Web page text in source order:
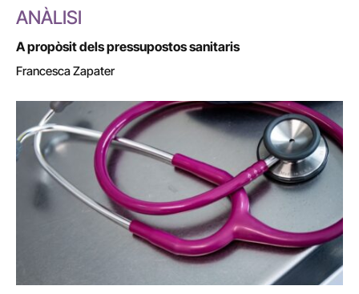
ANÀLISI
A propòsit dels pressupostos sanitaris
Francesca Zapater